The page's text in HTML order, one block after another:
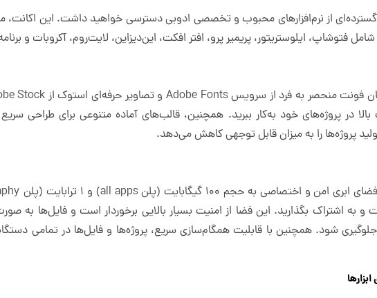
شامل فتوشاپ، ایلوستریتور، پریمیر پرو، افتر افکت، این‌دیزاین، لایت‌روم، آکروبات و
در پروژه‌های خود به‌کار ببرید. همچنین، قالب‌های آماده متنوعی برای طراحی
پروژه‌ها را به میزان قابل توجهی کاهش می‌دهد.
و به اشتراک بگذارید. این فضا از امنیت بسیار بالایی برخوردار است و فایل‌ها به
شود. همچنین با قابلیت همگام‌سازی سریع، پروژه‌ها و فایل‌ها در تمامی